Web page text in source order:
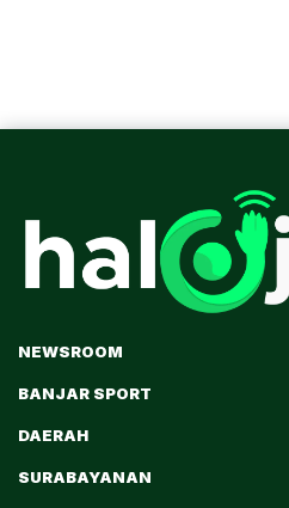
NEWSROOM
BANJAR SPORT
DAERAH
SURABAYANAN